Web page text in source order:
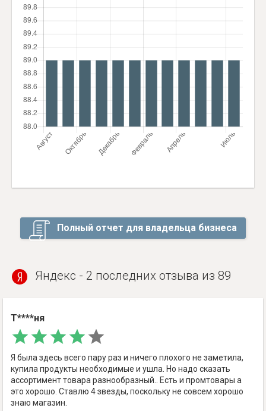
Полный отчет для владельца бизнеса
Яндекс - 2 последних отзыва из 89
Т****ня
Я была здесь всего пару раз и ничего плохого не заметила,
купила продукты необходимые и ушла. Но надо сказать
ассортимент товара разнообразный.. Есть и промтовары а
это хорошо. Ставлю 4 звезды, поскольку не совсем хорошо
знаю магазин.